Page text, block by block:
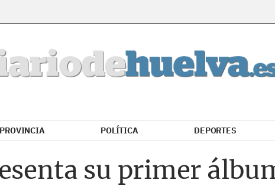
PROVINCIA POLÍTICA DEPORTES
su primer